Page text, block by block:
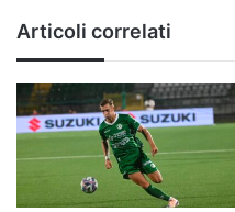
e
Palumbo…»
Articoli correlati